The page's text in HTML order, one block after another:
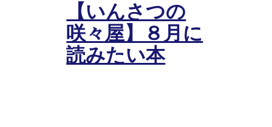
【いんさつの
咲々屋】８月に
読みたい本